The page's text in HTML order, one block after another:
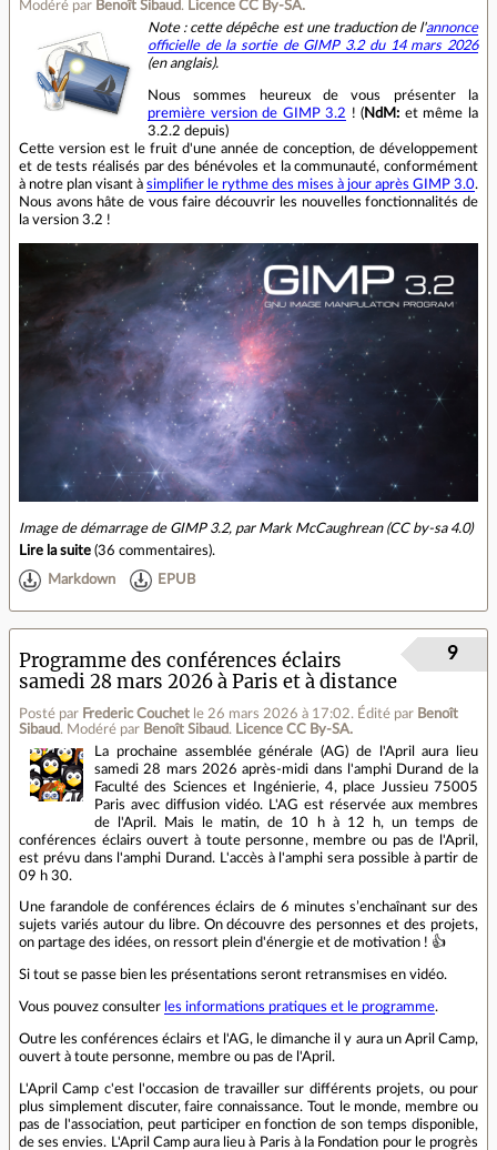
Modéré par Benoît Sibaud. Licence CC By‑SA.
Note : cette dépêche est une traduction de l'annonce
officielle de la sortie de GIMP 3.2 du 14 mars 2026
(en anglais).
Nous sommes heureux de vous présenter la
première version de GIMP 3.2 ! (NdM: et même la
3.2.2 depuis)
Cette version est le fruit d'une année de conception, de développement
et de tests réalisés par des bénévoles et la communauté, conformément
à notre plan visant à simplifier le rythme des mises à jour après GIMP 3.0.
Nous avons hâte de vous faire découvrir les nouvelles fonctionnalités de
la version 3.2 !
Image de démarrage de GIMP 3.2, par Mark McCaughrean (CC by-sa 4.0)
Lire la suite (36 commentaires).
Markdown EPUB
Programme des conférences éclairs
samedi 28 mars 2026 à Paris et à distance
Posté par Frederic Couchet le 26 mars 2026 à 17:02. Édité par Benoît
Sibaud. Modéré par Benoît Sibaud. Licence CC By‑SA.
9
La prochaine assemblée générale (AG) de l'April aura lieu
samedi 28 mars 2026 après-midi dans l'amphi Durand de la
Faculté des Sciences et Ingénierie, 4, place Jussieu 75005
Paris avec diffusion vidéo. L'AG est réservée aux membres
de l'April. Mais le matin, de 10 h à 12 h, un temps de
conférences éclairs ouvert à toute personne, membre ou pas de l'April,
est prévu dans l'amphi Durand. L'accès à l'amphi sera possible à partir de
09 h 30.
Une farandole de conférences éclairs de 6 minutes s’enchaînant sur des
sujets variés autour du libre. On découvre des personnes et des projets,
on partage des idées, on ressort plein d'énergie et de motivation ! 👍
Si tout se passe bien les présentations seront retransmises en vidéo.
Vous pouvez consulter les informations pratiques et le programme.
Outre les conférences éclairs et l'AG, le dimanche il y aura un April Camp,
ouvert à toute personne, membre ou pas de l'April.
L'April Camp c'est l'occasion de travailler sur différents projets, ou pour
plus simplement discuter, faire connaissance. Tout le monde, membre ou
pas de l'association, peut participer en fonction de son temps disponible,
de ses envies. L'April Camp aura lieu à Paris à la Fondation pour le progrès